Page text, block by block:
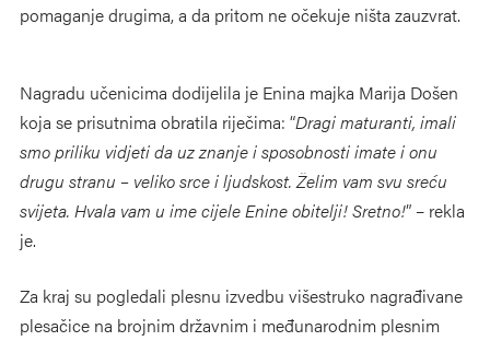
pomaganje drugima, a da pritom ne očekuje ništa zauzvrat.
Nagradu učenicima dodijelila je Enina majka Marija Došen
koja se prisutnima obratila riječima: “Dragi maturanti, imali
smo priliku vidjeti da uz znanje i sposobnosti imate i onu
drugu stranu – veliko srce i ljudskost. Želim vam svu sreću
svijeta. Hvala vam u ime cijele Enine obitelji! Sretno!” – rekla
je.
Za kraj su pogledali plesnu izvedbu višestruko nagrađivane
plesačice na brojnim državnim i međunarodnim plesnim